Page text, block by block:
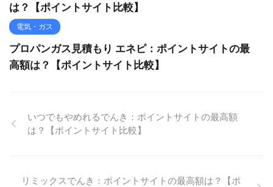
は？【ポイントサイト比較】
電気・ガス
プロパンガス見積もり エネピ：ポイントサイトの最
高額は？【ポイントサイト比較】
いつでもやめれるでんき：ポイントサイトの最高額
は？【ポイントサイト比較】
リミックスでんき：ポイントサイトの最高額は？【ポ